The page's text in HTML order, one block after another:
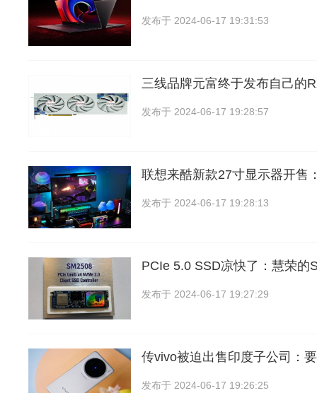
发布于 2024-06-17 19:31:53
三线品牌元富终于发布自己的
发布于 2024-06-17 19:28:57
联想来酷新款27寸显示器开售
发布于 2024-06-17 19:28:13
PCIe 5.0 SSD凉快了：慧荣的
发布于 2024-06-17 19:27:29
传vivo被迫出售印度子公司：
发布于 2024-06-17 19:26:25